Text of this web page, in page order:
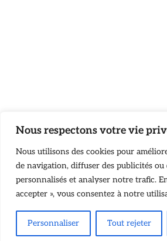
Nous respectons votre vie
Nous utilisons des cookies pour
de navigation, diffuser des publicités ou
personnalisés et analyser notre trafic.
accepter », vous consentez à notre
Personnaliser Tout rejeter